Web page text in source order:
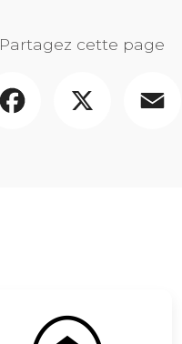
Partagez cette page